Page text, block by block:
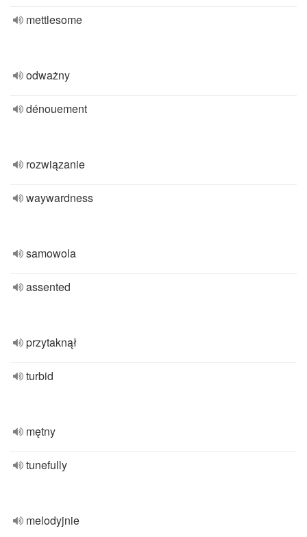
mettlesome
odważny
dénouement
rozwiązanie
waywardness
samowola
assented
przytaknął
turbid
mętny
tunefully
melodyjnie